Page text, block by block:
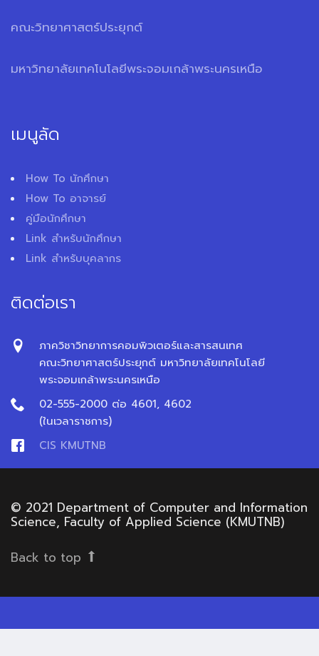
คณะวิทยาศาสตร์ประยุกต์
มหาวิทยาลัยเทคโนโลยีพระจอมเกล้าพระนครเหนือ
เมนูลัด
How To นักศึกษา
How To อาจารย์
คู่มือนักศึกษา
Link สำหรับนักศึกษา
Link สำหรับบุคลากร
ติดต่อเรา
ภาควิชาวิทยาการคอมพิวเตอร์และสารสนเทศ
คณะวิทยาศาสตร์ประยุกต์ มหาวิทยาลัยเทคโนโลยี
พระจอมเกล้าพระนครเหนือ
02-555-2000 ต่อ 4601, 4602
(ในเวลาราชการ)
CIS KMUTNB
© 2021 Department of Computer and Information
Science, Faculty of Applied Science (KMUTNB)
Back to top